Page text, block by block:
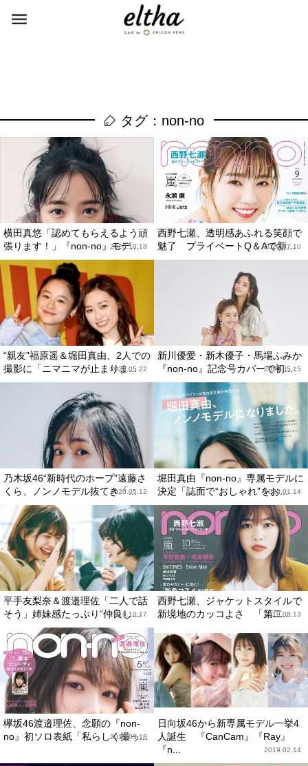
タグ：non-no
横田真悠「認めてもらえるよう頑
張ります！」『non-no』モデ...
2020.10.18
西野七瀬、透明感あふれる笑顔で
魅了 プライベートQ＆Aで新...
2020.07.10
“親友”福原遥＆堀田真由、2人での
撮影に「ニマニマが止まりま...
2020.05.22
新川優愛・新木優子・馬場ふみか
『non-no』記念号カバーで初...
2020.05.15
乃木坂46“新時代のホープ”遠藤さ
くら、ノンノモデル抜てき「...
2020.05.12
堀田真由『non-no』専属モデルに
決定「誌面で“おしゃれ”をお...
2020.01.14
平手友梨奈＆渡邉理佐「二人で話
そう」姉妹感たっぷり“仲良し...
2019.10.17
西野七瀬、ジャケットスタイルで
新境地のカッコよさ 「第二...
2019.08.13
欅坂46渡邉理佐、念願の『non-
no』初ソロ表紙「私らしく撮っ...
2019.03.18
日向坂46から新専属モデル一挙4
人誕生 『CanCam』『Ray』
『n...
2019.02.14